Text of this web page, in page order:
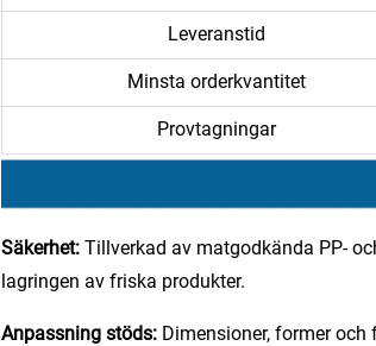
Leveranstid
Minsta orderkvantitet
Provtagningar
Säkerhet: Tillverkad av matgodkända PP-
lagringen av friska produkter.
Anpassning stöds: Dimensioner, former